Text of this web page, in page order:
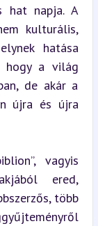
hat napja. A
kulturális,
hatása
hogy a világ
de akár a
újra és újra
vagyis
ered,
több